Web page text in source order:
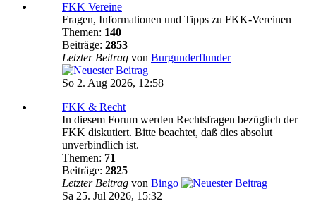
FKK Vereine
Fragen, Informationen und Tipps zu FKK-Vereinen
Themen: 140
Beiträge: 2853
Letzter Beitrag von Burgunderflunder
So 2. Aug 2026, 12:58
FKK & Recht
In diesem Forum werden Rechtsfragen bezüglich der
FKK diskutiert. Bitte beachtet, daß dies absolut
unverbindlich ist.
Themen: 71
Beiträge: 2825
Letzter Beitrag von Bingo
Sa 25. Jul 2026, 15:32